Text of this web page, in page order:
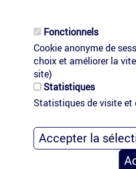
Fonctionnels
Cookie anonyme de
choix et améliorer la
site)
Statistiques
Statistiques de visite
Accepter la